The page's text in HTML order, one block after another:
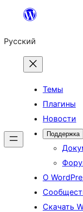
Перейти
содержимому
Русский
Темы
Плагины
Новости
Поддержка
О
Скачать